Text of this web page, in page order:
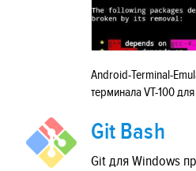
Android-Terminal-
терминала VT-100
Git Bash
Git для Windows